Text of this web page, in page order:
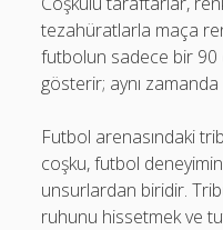
tezahüratlarla maça
futbolun sadece bir 90
gösterir; aynı
Futbol arenasındaki
coşku, futbol
unsurlardan biridir.
ruhunu hissetmek ve